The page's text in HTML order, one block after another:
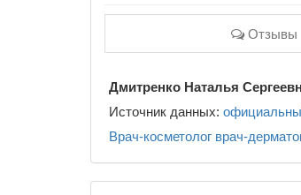
Отзывы
Дмитренко Наталья
Источник данных:
Врач-косметолог врач-